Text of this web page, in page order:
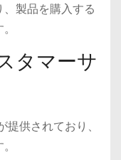
製品を購入する
タマーサ
供されており、